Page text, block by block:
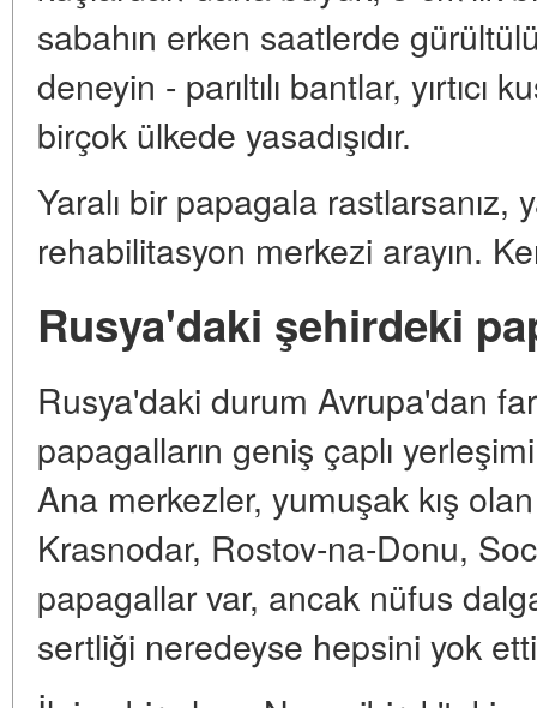
sabahın erken saatlerde
deneyin - parıltılı bantlar, yırtıcı
birçok ülkede yasadışıdır.
Yaralı bir papagala rastlarsanız,
rehabilitasyon merkezi arayın.
Rusya'daki şehirdeki
Rusya'daki durum Avrupa'dan
papagalların geniş çaplı
Ana merkezler, yumuşak kış
Krasnodar, Rostov-na-Donu,
papagallar var, ancak nüfus
sertliği neredeyse hepsini yok